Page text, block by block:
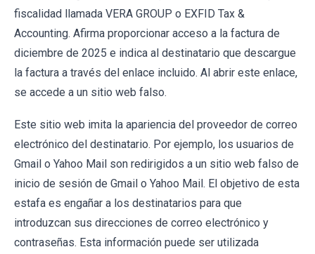
fiscalidad llamada VERA GROUP o EXFID Tax &
Accounting. Afirma proporcionar acceso a la factura de
diciembre de 2025 e indica al destinatario que descargue
la factura a través del enlace incluido. Al abrir este enlace,
se accede a un sitio web falso.
Este sitio web imita la apariencia del proveedor de correo
electrónico del destinatario. Por ejemplo, los usuarios de
Gmail o Yahoo Mail son redirigidos a un sitio web falso de
inicio de sesión de Gmail o Yahoo Mail. El objetivo de esta
estafa es engañar a los destinatarios para que
introduzcan sus direcciones de correo electrónico y
contraseñas. Esta información puede ser utilizada